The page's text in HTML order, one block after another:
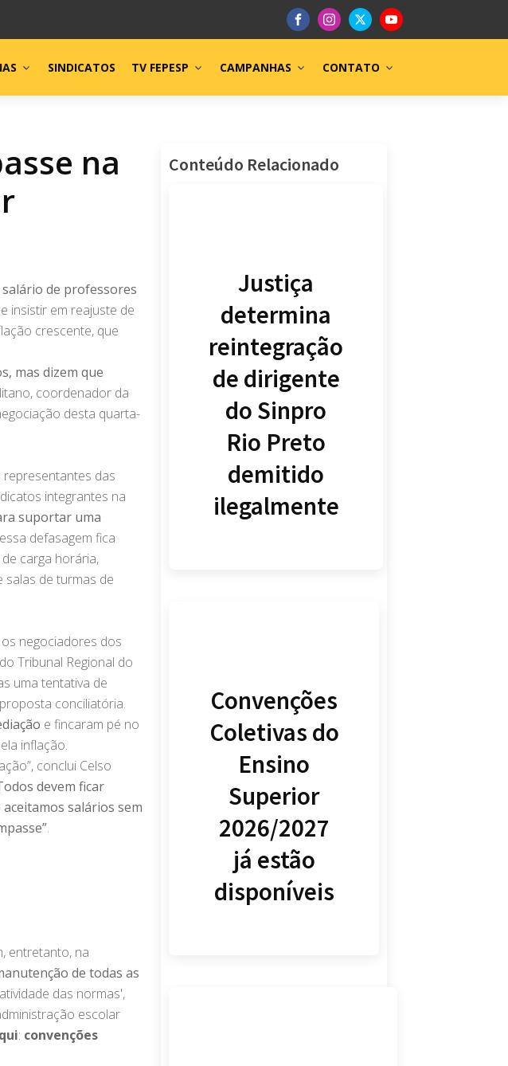
SINDICATOS TV FEPESP CAMPANHAS CONTATO
na
de professores
insistir em reajuste de
crescente, que
mas dizem que
coordenador da
desta quarta-
das
integrantes na
suportar uma
defasagem fica
carga horária,
salas de turmas de
negociadores dos
Tribunal Regional do
uma tentativa de
conciliatória.
e fincaram pé no
inflação.
conclui Celso
devem ficar
salários sem
.
entretanto, na
de todas as
das normas',
escolar
: convenções
Conteúdo Relacionado
Justiça
determina
reintegração
de dirigente
do Sinpro
Rio Preto
demitido
ilegalmente
Convenções
Coletivas do
Ensino
Superior
2026/2027
já estão
disponíveis